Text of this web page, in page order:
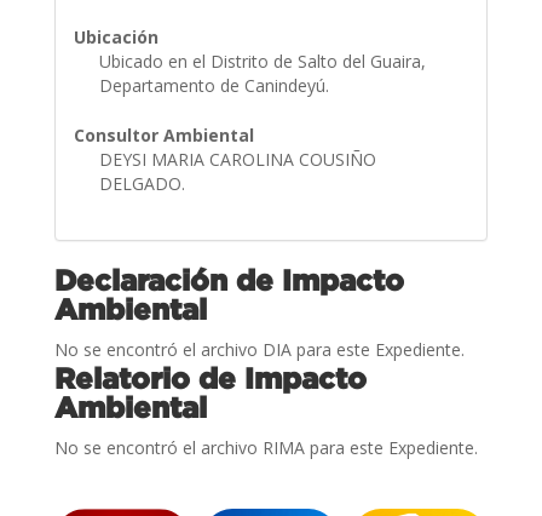
Ubicación
Ubicado en el Distrito de Salto del Guaira,
Departamento de Canindeyú.
Consultor Ambiental
DEYSI MARIA CAROLINA COUSIÑO
DELGADO.
Declaración de Impacto
Ambiental
No se encontró el archivo DIA para este Expediente.
Relatorio de Impacto
Ambiental
No se encontró el archivo RIMA para este Expediente.